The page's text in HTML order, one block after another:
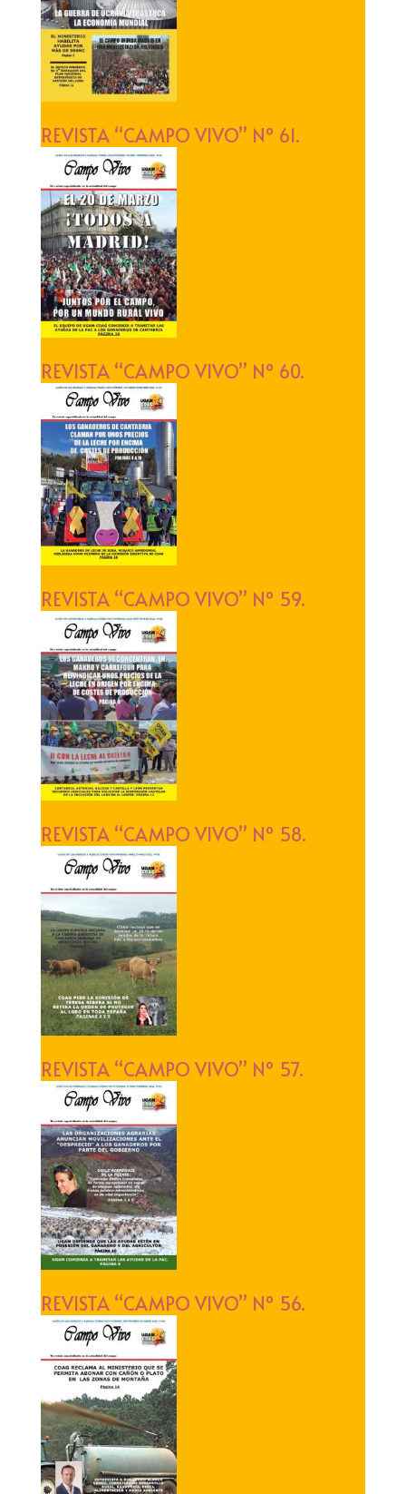
REVISTA “CAMPO VIVO” Nº 61.
REVISTA “CAMPO VIVO” Nº 60.
REVISTA “CAMPO VIVO” Nº 59.
REVISTA “CAMPO VIVO” Nº 58.
REVISTA “CAMPO VIVO” Nº 57.
REVISTA “CAMPO VIVO” Nº 56.